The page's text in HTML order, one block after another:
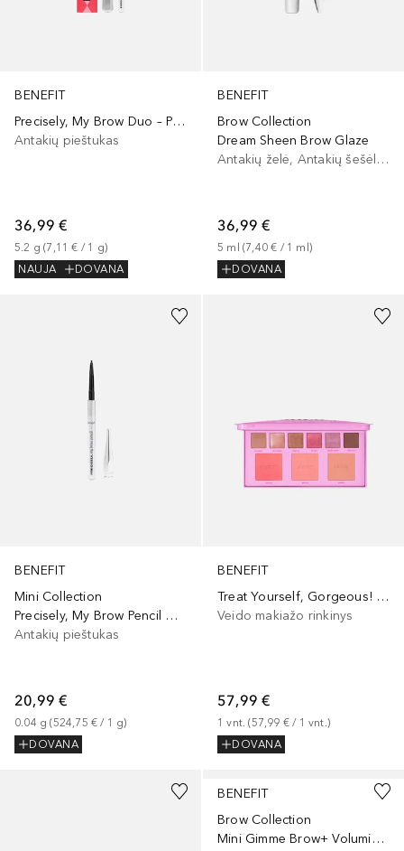
BENEFIT
Precisely, My Brow Duo – Precisely, My Brow Pencil
Antakių pieštukas
36,99 €
5.2 g (7,11 € / 1 g)
NAUJA
DOVANA
BENEFIT
Brow Collection
Dream Sheen Brow Glaze
Antakių želė, Antakių šešėliai/dažai
36,99 €
5 ml (7,40 € / 1 ml )
DOVANA
BENEFIT
Mini Collection
Precisely, My Brow Pencil Mini
Antakių pieštukas
20,99 €
0.04 g (524,75 € / 1 g)
DOVANA
+4
BENEFIT
Treat Yourself, Gorgeous! - Holiday Eyeshadow & Blush Palette
Veido makiažo rinkinys
57,99 €
1 vnt. (57,99 € / 1 vnt.)
DOVANA
BENEFIT
Brow Collection
Mini Gimme Brow+ Volumizing Pencil